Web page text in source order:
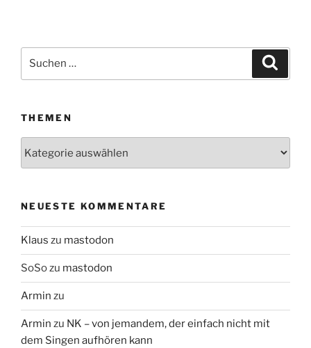
Suchen
THEMEN
NEUESTE KOMMENTARE
Klaus zu mastodon
SoSozu mastodon
Armin zu
Armin zu NK – von jemandem, der einfach nicht mit
dem Singen aufhören kann